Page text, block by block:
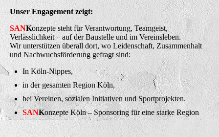
Unser Engagement zeigt:
SANKonzepte steht für Verantwortung, Teamgeist,
Verlässlichkeit – auf der Baustelle und im Vereinsleben.
Wir unterstützen überall dort, wo Leidenschaft, Zusammenhalt
und Nachwuchsförderung gefragt sind:
In Köln-Nippes,
in der gesamten Region Köln,
bei Vereinen, sozialen Initiativen und Sportprojekten.
SANKonzepte Köln – Sponsoring für eine starke Region